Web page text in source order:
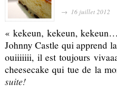
→ 16 juillet 2012
« kekeun, kekeun,
Johnny Castle qui apprend
ouiiiiiii, il est toujours
cheesecake qui tue de la
suite!